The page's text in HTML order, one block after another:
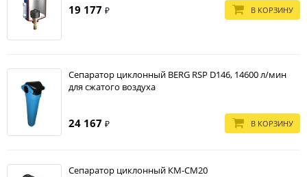
19 177 ₽ В КОРЗИНУ
Сепаратор циклонный BERG RSP D146, 14600 л/мин
для сжатого воздуха
24 167 ₽ В КОРЗИНУ
Сепаратор циклонный КМ-СМ20